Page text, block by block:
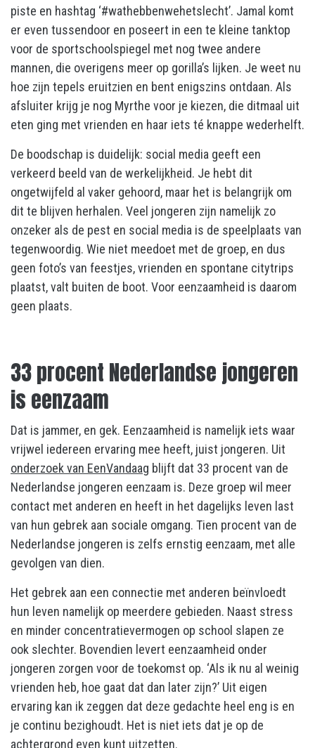
piste en hashtag ‘#wathebbenwehetslecht’. Jamal komt
er even tussendoor en poseert in een te kleine tanktop
voor de sportschoolspiegel met nog twee andere
mannen, die overigens meer op gorilla’s lijken. Je weet nu
hoe zijn tepels eruitzien en bent enigszins ontdaan. Als
afsluiter krijg je nog Myrthe voor je kiezen, die ditmaal uit
eten ging met vrienden en haar iets té knappe wederhelft.
De boodschap is duidelijk: social media geeft een
verkeerd beeld van de werkelijkheid. Je hebt dit
ongetwijfeld al vaker gehoord, maar het is belangrijk om
dit te blijven herhalen. Veel jongeren zijn namelijk zo
onzeker als de pest en social media is de speelplaats van
tegenwoordig. Wie niet meedoet met de groep, en dus
geen foto’s van feestjes, vrienden en spontane citytrips
plaatst, valt buiten de boot. Voor eenzaamheid is daarom
geen plaats.
33 procent Nederlandse jongeren
is eenzaam
Dat is jammer, en gek. Eenzaamheid is namelijk iets waar
vrijwel iedereen ervaring mee heeft, juist jongeren. Uit
onderzoek van EenVandaag blijft dat 33 procent van de
Nederlandse jongeren eenzaam is. Deze groep wil meer
contact met anderen en heeft in het dagelijks leven last
van hun gebrek aan sociale omgang. Tien procent van de
Nederlandse jongeren is zelfs ernstig eenzaam, met alle
gevolgen van dien.
Het gebrek aan een connectie met anderen beïnvloedt
hun leven namelijk op meerdere gebieden. Naast stress
en minder concentratievermogen op school slapen ze
ook slechter. Bovendien levert eenzaamheid onder
jongeren zorgen voor de toekomst op. ‘Als ik nu al weinig
vrienden heb, hoe gaat dat dan later zijn?’ Uit eigen
ervaring kan ik zeggen dat deze gedachte heel eng is en
je continu bezighoudt. Het is niet iets dat je op de
achtergrond even kunt uitzetten.